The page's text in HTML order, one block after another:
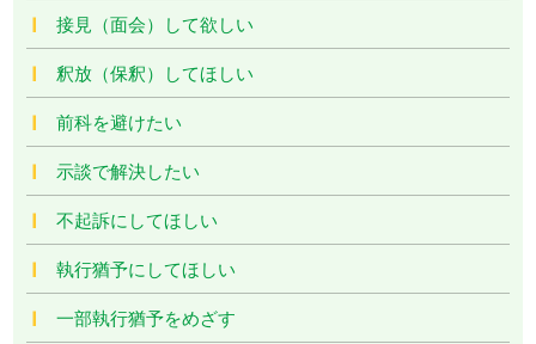
接見（面会）して欲しい
釈放（保釈）してほしい
前科を避けたい
示談で解決したい
不起訴にしてほしい
執行猶予にしてほしい
一部執行猶予をめざす